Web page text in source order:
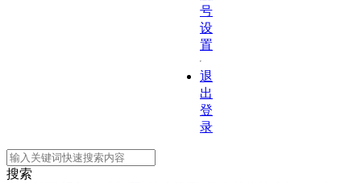
号
设
置
退
出
登
录
搜索